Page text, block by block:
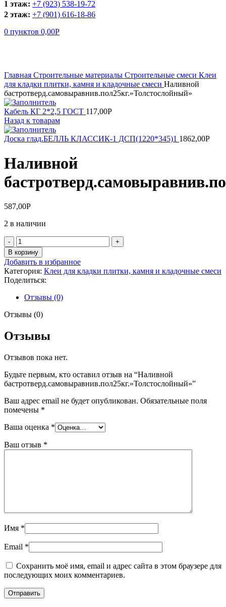
1 этаж: +7 (923) 538-19-72
2 этаж: +7 (901) 616-18-86
0 пунктов 0,00Р
Главная Строительные материалы Строительные смеси Клеи
для кладки плитки, камня и кладочные смеси Наливной
бастротверд.самовыравнив.пол25кг.»Толстослойный»
Кабель КГ 2*2,5 ГОСТ 117,00Р
Назад к товарам
Доска глад.БЕЛЛЬ КЛАССИК-1 ДСП(1220*345)1 1862,00Р
Наливной
587,00Р
2 в наличии
Количество
товара
Наливной
бастротверд.самовыравнив.пол25кг."Толстослойный"
В корзину
Добавить в избранное
Категория: Клеи для кладки плитки, камня и кладочные смеси
Поделиться:
Отзывы (0)
Отзывы (0)
Отзывы
Отзывов пока нет.
Будьте первым, кто оставил отзыв на “Наливной
бастротверд.самовыравнив.пол25кг.»Толстослойный»”
Ваш адрес email не будет опубликован. Обязательные поля
помечены *
Ваша оценка *
Ваш отзыв *
Имя *
Email *
Сохранить моё имя, email и адрес сайта в этом браузере для
последующих моих комментариев.